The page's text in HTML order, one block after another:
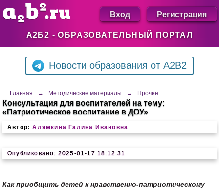
А2Б2 - ОБРАЗОВАТЕЛЬНЫЙ ПОРТАЛ
Вход Регистрация
Новости образования от A2B2
Главная → Методические материалы → Прочее
Консультация для воспитателей на тему:
«Патриотическое воспитание в ДОУ»
Автор: Алямкина Галина Ивановна
Опубликовано: 2025-01-17 18:12:31
Как приобщить детей к нравственно-патриотическому